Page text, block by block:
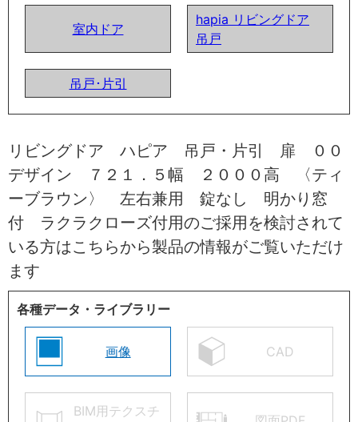
室内ドア
hapia リビングドア
吊戸
吊戸･片引
リビングドア ハピア 吊戸・片引 扉 ００
デザイン ７２１．５幅 ２０００高 〈ティ
ーブラウン〉 左右兼用 錠なし 明かり窓
付 ラクラクローズ付用のご採用を検討されて
いる方はこちらから製品の情報がご覧いただけ
ます
各種データ・ライブラリー
画像 CAD
BIM用テクスチ